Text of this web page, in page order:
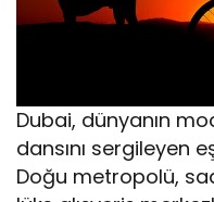
Dubai, dünyanın
dansını sergileyen
Doğu metropolü,